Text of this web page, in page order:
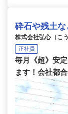
砕石や残土
株式会社弘心（こう
正社員
毎月《超》安
ます！会社都